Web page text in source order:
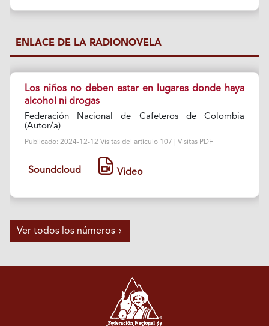
ENLACE DE LA RADIONOVELA
Los niños no deben estar en lugares donde haya
alcohol ni drogas
Federación Nacional de Cafeteros de Colombia
(Autor/a)
Publicado: 2024-12-12 Visitas del artículo 107 | Visitas PDF
Soundcloud Video
Ver todos los números